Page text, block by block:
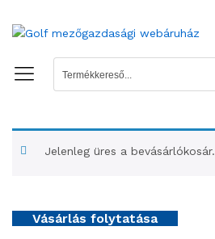
Jelenleg üres a bevásárlókosár.
Vásárlás folytatása